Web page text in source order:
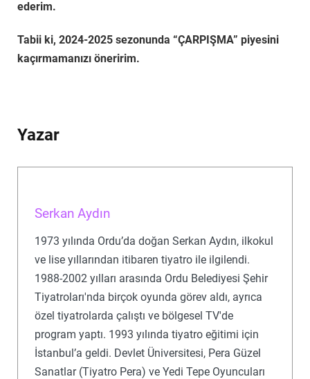
ederim.
Tabii ki, 2024-2025 sezonunda “ÇARPIŞMA” piyesini
kaçırmamanızı öneririm.
Yazar
Serkan Aydın
1973 yılında Ordu’da doğan Serkan Aydın, ilkokul
ve lise yıllarından itibaren tiyatro ile ilgilendi.
1988-2002 yılları arasında Ordu Belediyesi Şehir
Tiyatroları'nda birçok oyunda görev aldı, ayrıca
özel tiyatrolarda çalıştı ve bölgesel TV'de
program yaptı. 1993 yılında tiyatro eğitimi için
İstanbul’a geldi. Devlet Üniversitesi, Pera Güzel
Sanatlar (Tiyatro Pera) ve Yedi Tepe Oyuncuları